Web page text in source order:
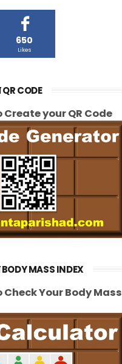
650
Likes
CODE
Create your QR Code
MASS INDEX
Check Your Body Mass